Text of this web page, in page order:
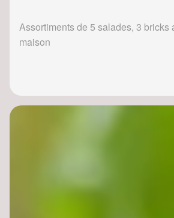
Assortiments de 5 salades, 3 bricks
maison